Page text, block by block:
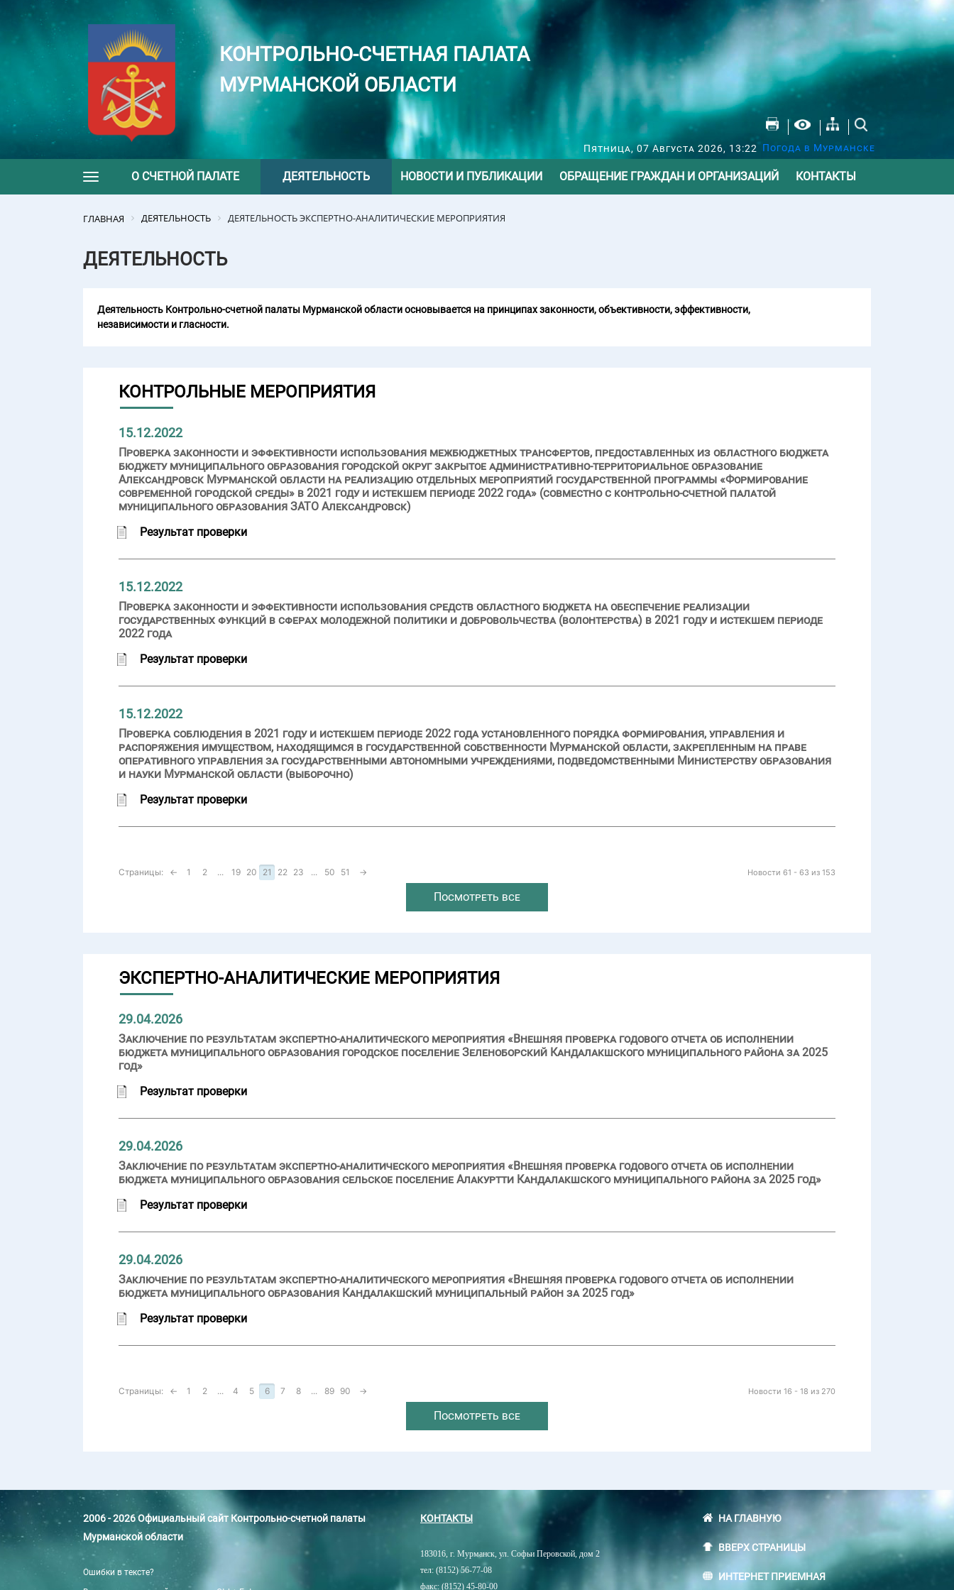
КОНТРОЛЬНО-СЧЕТНАЯ ПАЛАТА
МУРМАНСКОЙ ОБЛАСТИ
Пятница, 07 Августа 2026, 13:22 Погода в Мурманске
Toggle navigation
О СЧЕТНОЙ ПАЛАТЕ ДЕЯТЕЛЬНОСТЬ НОВОСТИ И ПУБЛИКАЦИИ ОБРАЩЕНИЕ ГРАЖДАН И ОРГАНИЗАЦИЙ КОНТАКТЫ
ГЛАВНАЯ ДЕЯТЕЛЬНОСТЬ ДЕЯТЕЛЬНОСТЬ ЭКСПЕРТНО-АНАЛИТИЧЕСКИЕ МЕРОПРИЯТИЯ
ДЕЯТЕЛЬНОСТЬ
Деятельность Контрольно-счетной палаты Мурманской области основывается на принципах законности, объективности, эффективности,
независимости и гласности.
КОНТРОЛЬНЫЕ МЕРОПРИЯТИЯ
15.12.2022
Проверка законности и эффективности использования межбюджетных трансфертов, предоставленных из областного бюджета
бюджету муниципального образования городской округ закрытое административно-территориальное образование
Александровск Мурманской области на реализацию отдельных мероприятий государственной программы «Формирование
современной городской среды» в 2021 году и истекшем периоде 2022 года» (совместно с контрольно-счетной палатой
муниципального образования ЗАТО Александровск)
Результат проверки
15.12.2022
Проверка законности и эффективности использования средств областного бюджета на обеспечение реализации
государственных функций в сферах молодежной политики и добровольчества (волонтерства) в 2021 году и истекшем периоде
2022 года
Результат проверки
15.12.2022
Проверка соблюдения в 2021 году и истекшем периоде 2022 года установленного порядка формирования, управления и
распоряжения имуществом, находящимся в государственной собственности Мурманской области, закрепленным на праве
оперативного управления за государственными автономными учреждениями, подведомственными Министерству образования
и науки Мурманской области (выборочно)
Результат проверки
Новости 61 - 63 из 153
Страницы: ← 1 2 ... 19 20 21 22 23 ... 50 51 →
Посмотреть все
ЭКСПЕРТНО-АНАЛИТИЧЕСКИЕ МЕРОПРИЯТИЯ
29.04.2026
Заключение по результатам экспертно-аналитического мероприятия «Внешняя проверка годового отчета об исполнении
бюджета муниципального образования городское поселение Зеленоборский Кандалакшского муниципального района за 2025
год»
Результат проверки
29.04.2026
Заключение по результатам экспертно-аналитического мероприятия «Внешняя проверка годового отчета об исполнении
бюджета муниципального образования сельское поселение Алакуртти Кандалакшского муниципального района за 2025 год»
Результат проверки
29.04.2026
Заключение по результатам экспертно-аналитического мероприятия «Внешняя проверка годового отчета об исполнении
бюджета муниципального образования Кандалакшский муниципальный район за 2025 год»
Результат проверки
Новости 16 - 18 из 270
Страницы: ← 1 2 ... 4 5 6 7 8 ... 89 90 →
Посмотреть все
2006 - 2026 Официальный сайт Контрольно-счетной палаты
Мурманской области
Ошибки в тексте?
КОНТАКТЫ
183016, г. Мурманск, ул. Софьи Перовской, дом 2
тел: (8152) 56-77-08
факс: (8152) 45-80-00
НА ГЛАВНУЮ
ВВЕРХ СТРАНИЦЫ
ИНТЕРНЕТ ПРИЕМНАЯ